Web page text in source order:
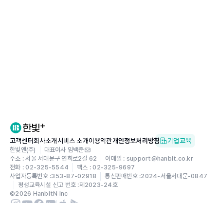
고객센터회사소개서비스 소개이용약관개인정보처리방침 기업교육
한빛앤(주)
대표이사 임백준
주소 : 서울 서대문구 연희로2길 62
이메일 : support@hanbit.co.kr
전화 : 02-325-5544
팩스 : 02-325-9697
사업자등록번호 :353-87-02918 통신판매번호 :2024-서울서대문-0847
평생교육시설 신고 번호 :제2023-24호
©2026 HanbitN Inc